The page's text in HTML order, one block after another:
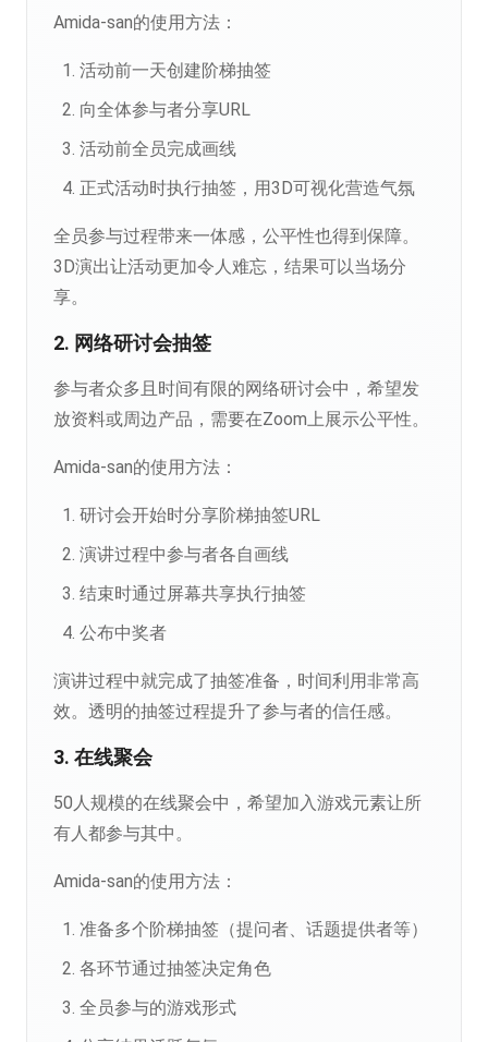
Amida-san的使用方法：
活动前一天创建阶梯抽签
向全体参与者分享URL
活动前全员完成画线
正式活动时执行抽签，用3D可视化营造气氛
全员参与过程带来一体感，公平性也得到保障。
3D演出让活动更加令人难忘，结果可以当场分
享。
2. 网络研讨会抽签
参与者众多且时间有限的网络研讨会中，希望发
放资料或周边产品，需要在Zoom上展示公平性。
Amida-san的使用方法：
研讨会开始时分享阶梯抽签URL
演讲过程中参与者各自画线
结束时通过屏幕共享执行抽签
公布中奖者
演讲过程中就完成了抽签准备，时间利用非常高
效。透明的抽签过程提升了参与者的信任感。
3. 在线聚会
50人规模的在线聚会中，希望加入游戏元素让所
有人都参与其中。
Amida-san的使用方法：
准备多个阶梯抽签（提问者、话题提供者等）
各环节通过抽签决定角色
全员参与的游戏形式